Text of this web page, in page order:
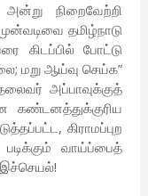
நிறைவேற்றி
தமிழ்நாடு
கிடப்பில் போட்டு
மறு ஆய்வு செய்க”
அப்பாவுக்குத்
கண்டனத்துக்குரிய
கிராமப்புற
வாய்ப்பைத்